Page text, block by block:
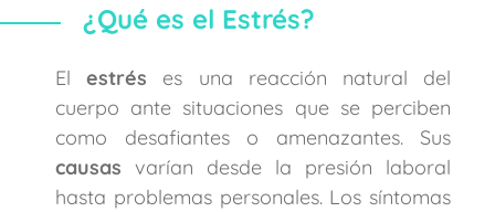
¿Qué es el Estrés?
Elestrés es una reacción natural del
cuerpo ante situaciones que se perciben
como desafiantes o amenazantes. Sus
causas varían desde la presión laboral
hasta problemas personales. Los síntomas